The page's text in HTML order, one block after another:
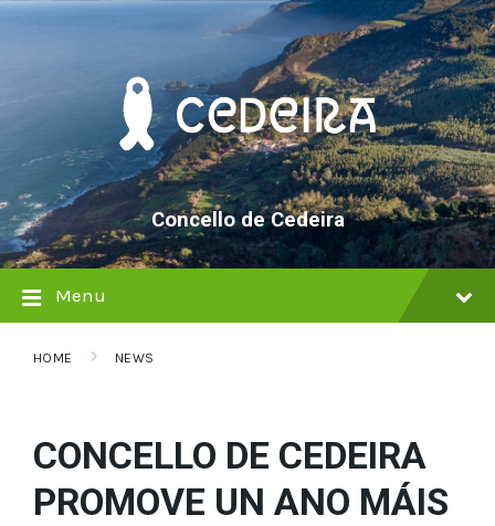
Skip
Skip
Skip
Concello de Cedeira
Menu
HOME NEWS
CONCELLO DE CEDEIRA
PROMOVE UN ANO MÁIS